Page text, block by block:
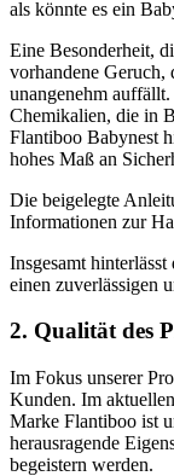
als könnte es ein
Eine Besonderheit,
vorhandene Geruch,
unangenehm
Chemikalien, die in
Flantiboo Babynest
hohes Maß an
Die beigelegte
Informationen zur
Insgesamt
einen zuverlässigen
2. Qualität des
Im Fokus unserer
Kunden. Im
Marke Flantiboo ist
herausragende
begeistern werden.